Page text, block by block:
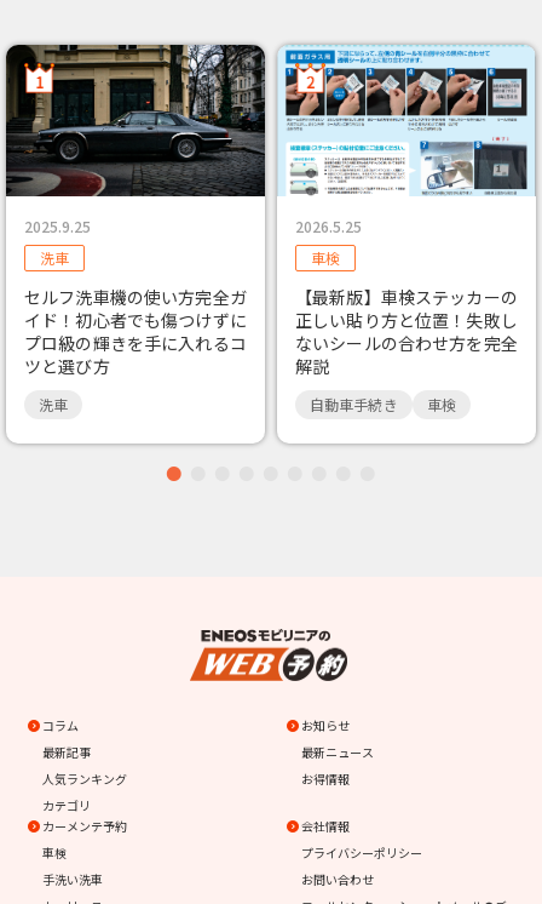
2025.9.25
洗車
セルフ洗車機の使い方完全ガ
イド！初心者でも傷つけずに
プロ級の輝きを手に入れるコ
ツと選び方
洗車
2026.5.25
車検
【最新版】車検ステッカーの
正しい貼り方と位置！失敗し
ないシールの合わせ方を完全
解説
自動車手続き 車検
コラム
最新記事
人気ランキング
カテゴリ
お知らせ
最新ニュース
お得情報
カーメンテ予約
車検
手洗い洗車
会社情報
プライバシーポリシー
お問い合わせ